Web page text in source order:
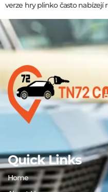
verze hry plinko často nabízejí
Quick Links
Home